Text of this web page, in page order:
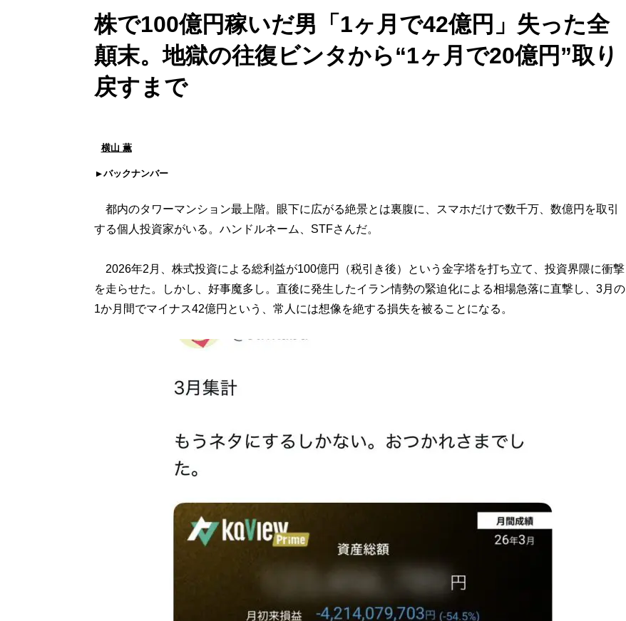
株で100億円稼いだ男「1ヶ月で42億円」失った全
顛末。地獄の往復ビンタから“1ヶ月で20億円”取り
戻すまで
横山 薫
バックナンバー
都内のタワーマンション最上階。眼下に広がる絶景とは裏腹に、スマホだけで数千万、数億円を取引
する個人投資家がいる。ハンドルネーム、STFさんだ。
2026年2月、株式投資による総利益が100億円（税引き後）という金字塔を打ち立て、投資界隈に衝撃
を走らせた。しかし、好事魔多し。直後に発生したイラン情勢の緊迫化による相場急落に直撃し、3月の
1か月間でマイナス42億円という、常人には想像を絶する損失を被ることになる。